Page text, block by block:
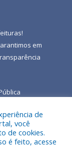
!
em
de Terra
de
você
de cookies.
é feito, acesse